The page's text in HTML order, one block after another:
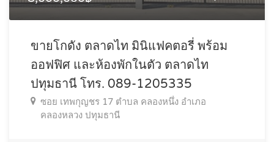
ขายโกดัง ตลาดไท มินิแฟคตอรี่ พร้อม
ออฟฟิศ และห้องพักในตัว ตลาดไท
ปทุมธานี โทร. 089-1205335
ซอย เทพกุญชร 17 ตำบล คลองหนึ่ง อำเภอ
คลองหลวง ปทุมธานี